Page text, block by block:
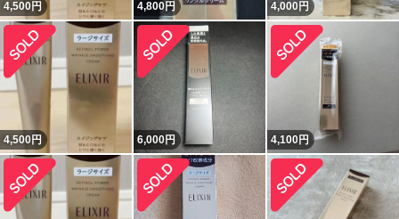
4,500円 4,800円 4,000円
4,500円 6,000円 4,100円